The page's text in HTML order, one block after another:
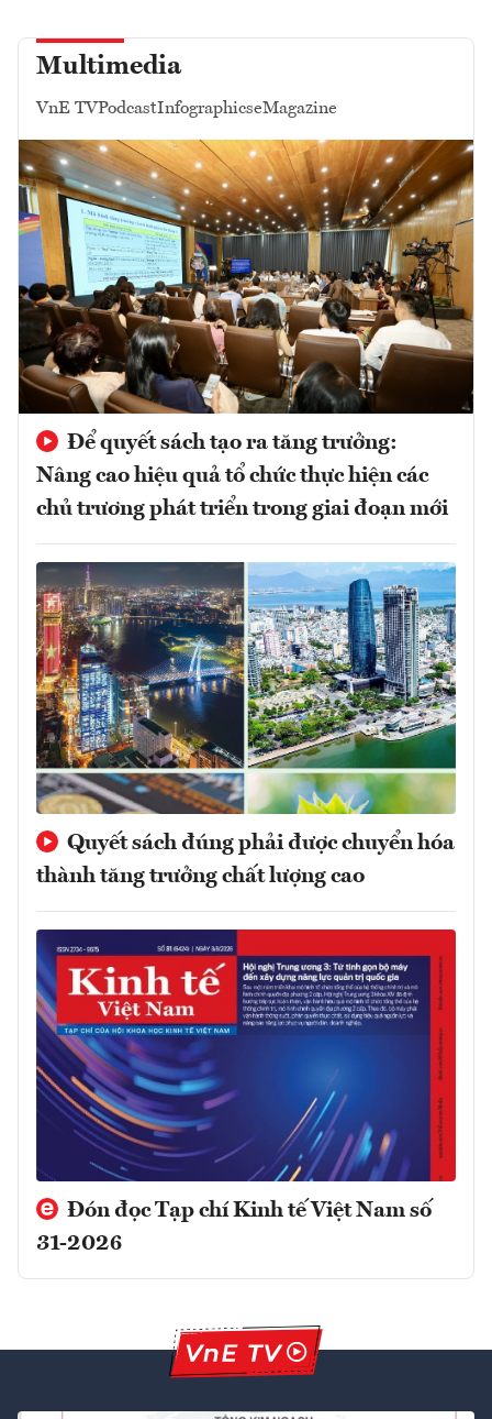
Multimedia
VnE TVPodcastInfographicseMagazine
Để quyết sách tạo ra tăng trưởng:
Nâng cao hiệu quả tổ chức thực hiện các
chủ trương phát triển trong giai đoạn mới
Quyết sách đúng phải được chuyển hóa
thành tăng trưởng chất lượng cao
Đón đọc Tạp chí Kinh tế Việt Nam số
31-2026